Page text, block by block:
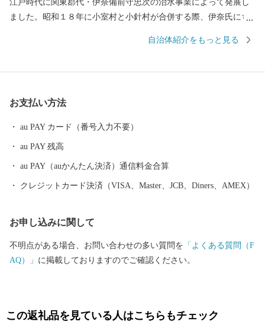
江戸時代に関東郡代・伊奈備前守忠次の治水事業によって発展し
ました。昭和１８年に小室村と小針村が合併する際、伊奈氏にち
通伊奈線（ニューシャトル）の開通により、商工業の発展もめま
自治体紹介をもっと見る
お支払い方法
au PAY カード（番号入力不要）
au PAY 残高
au PAY（auかんたん決済）通信料金合算
クレジットカード決済（VISA、Master、JCB、Diners、AMEX）
お申し込みに関して
不明点がある場合、お問い合わせの多い質問を 「よくある質問（F
AQ）」 に掲載しておりますのでご確認ください。
この返礼品を見ている人はこちらもチェック